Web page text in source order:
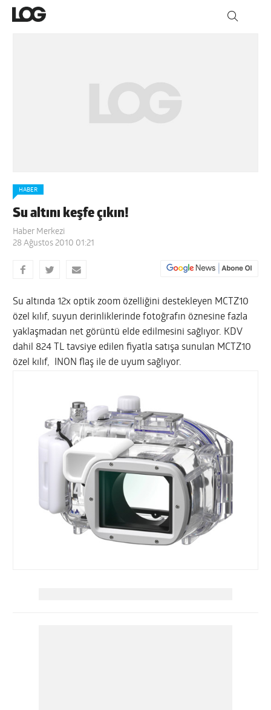
HABER
Su altını keşfe çıkın!
Haber Merkezi
28 Ağustos 2010 01:21
Su altında 12x optik zoom özelliğini destekleyen MCTZ10
özel kılıf, suyun derinliklerinde fotoğrafın öznesine fazla
yaklaşmadan net görüntü elde edilmesini sağlıyor. KDV
dahil 824 TL tavsiye edilen fiyatla satışa sunulan MCTZ10
özel kılıf, INON flaş ile de uyum sağlıyor.